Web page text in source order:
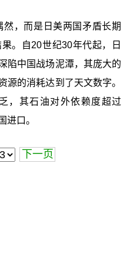
，而是日美两国矛盾长期
。自20世纪30年代起，日
陷中国战场泥潭，其庞大的
源的消耗达到了天文数字。
，其石油对外依赖度超过
进口。
下一页